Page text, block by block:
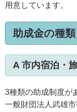
用意しています。
助成金の種類
A 市内宿泊・
3種類の助成制度が
一般財団法人武雄